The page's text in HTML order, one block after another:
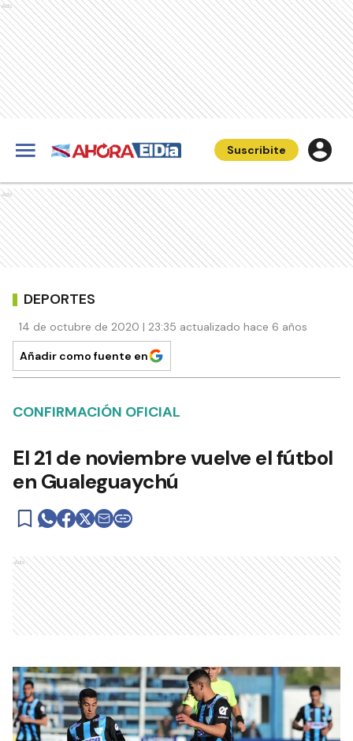
Ads
Suscribite
Ads
DEPORTES
14 de octubre de 2020 | 23:35 actualizado hace 6 años
Añadir como fuente en
CONFIRMACIÓN OFICIAL
El 21 de noviembre vuelve el fútbol
en Gualeguaychú
Ads